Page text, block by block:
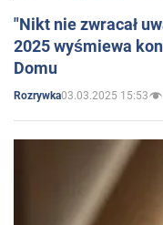
"Nikt nie zwracał
2025 wyśmiewa
Domu
Rozrywka03.03.2025 15:53